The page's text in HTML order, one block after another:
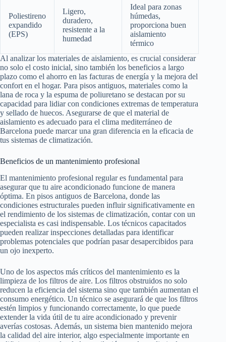
Poliestireno
expandido
(EPS)
Ligero,
duradero,
resistente a la
humedad
Ideal para zonas
húmedas,
proporciona buen
aislamiento
térmico
Al analizar los materiales de aislamiento, es crucial considerar
no solo el costo inicial, sino también los beneficios a largo
plazo como el ahorro en las facturas de energía y la mejora del
confort en el hogar. Para pisos antiguos, materiales como la
lana de roca y la espuma de poliuretano se destacan por su
capacidad para lidiar con condiciones extremas de temperatura
y sellado de huecos. Asegurarse de que el material de
aislamiento es adecuado para el clima mediterráneo de
Barcelona puede marcar una gran diferencia en la eficacia de
tus sistemas de climatización.
Beneficios de un mantenimiento profesional
El mantenimiento profesional regular es fundamental para
asegurar que tu aire acondicionado funcione de manera
óptima. En pisos antiguos de Barcelona, donde las
condiciones estructurales pueden influir significativamente en
el rendimiento de los sistemas de climatización, contar con un
especialista es casi indispensable. Los técnicos capacitados
pueden realizar inspecciones detalladas para identificar
problemas potenciales que podrían pasar desapercibidos para
un ojo inexperto.
Uno de los aspectos más críticos del mantenimiento es la
limpieza de los filtros de aire. Los filtros obstruidos no solo
reducen la eficiencia del sistema sino que también aumentan el
consumo energético. Un técnico se asegurará de que los filtros
estén limpios y funcionando correctamente, lo que puede
extender la vida útil de tu aire acondicionado y prevenir
averías costosas. Además, un sistema bien mantenido mejora
la calidad del aire interior, algo especialmente importante en